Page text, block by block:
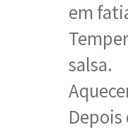
em
salsa.